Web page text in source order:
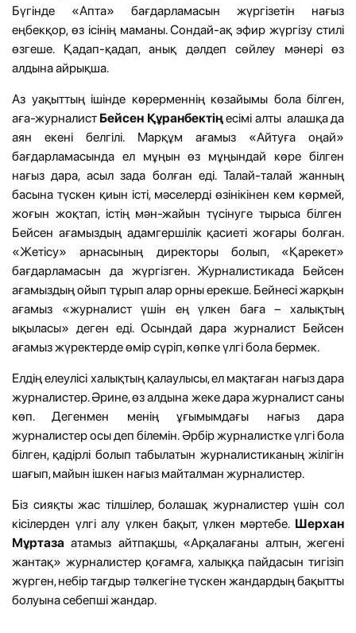
Бүгінде «Апта» бағдарламасын жүргізетін нағыз
еңбекқор, өз ісінің маманы. Сондай-ақ эфир жүргізу стилі
өзгеше. Қадап-қадап, анық дәлдеп сөйлеу мәнері өз
алдына айрықша.
Аз уақыттың ішінде көрерменнің көзайымы бола білген,
аға-журналист Бейсен Құранбектіңесімі алты алашқа да
аян екені белгілі. Марқұм ағамыз «Айтуға оңай»
бағдарламасында ел мұңын өз мұңындай көре білген
нағыз дара, асыл зада болған еді. Талай-талай жанның
басына түскен қиын істі, мәселерді өзінікінен кем көрмей,
жоғын жоқтап, істің мән-жайын түсінуге тырыса білген
Бейсен ағамыздың адамгершілік қасиеті жоғары болған.
«Жетісу» арнасының директоры болып, «Қарекет»
бағдарламасын да жүргізген. Журналистикада Бейсен
ағамыздың ойып тұрып алар орны ерекше. Бейнесі жарқын
ағамыз «журналист үшін ең үлкен баға – халықтың
ықыласы» деген еді. Осындай дара журналист Бейсен
ағамыз жүректерде өмір сүріп, көпке үлгі бола бермек.
Елдің елеулісі халықтың қалаулысы, ел мақтаған нағыз дара
журналистер. Әрине, өз алдына жеке дара журналист саны
көп. Дегенмен менің ұғымымдағы нағыз дара
журналистер осы деп білемін. Әрбір журналистке үлгі бола
білген, қадірлі болып табылатын журналистиканың жілігін
шағып, майын ішкен нағыз майталман журналистер.
Біз сияқты жас тілшілер, болашақ журналистер үшін сол
кісілерден үлгі алу үлкен бақыт, үлкен мәртебе. Шерхан
Мұртаза атамыз айтпақшы, «Арқалағаны алтын, жегені
жантақ» журналистер қоғамға, халыққа пайдасын тигізіп
жүрген, небір тағдыр тәлкегіне түскен жандардың бақытты
болуына себепші жандар.